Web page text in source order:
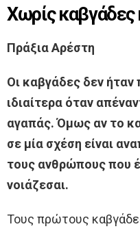
Χωρίς καβγάδες
Πράξια Αρέστη
Οι καβγάδες δεν ήταν
ιδιαίτερα όταν
αγαπάς. Όμως αν το
σε μία σχέση είναι
τους ανθρώπους που
νοιάζεσαι.
Τους πρώτους